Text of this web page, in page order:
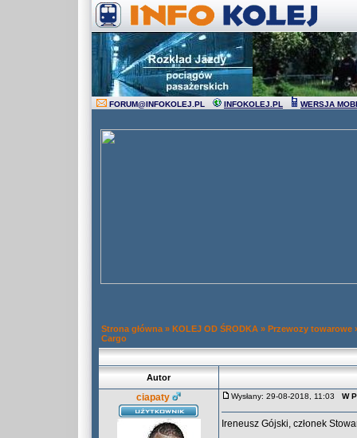
FORUM@INFOKOLEJ.PL INFOKOLEJ.PL WERSJA
Strona główna » KOLEJ OD ŚRODKA » Przewozy towarowe
Cargo
Autor
ciapaty Wysłany: 29-08-2018, 11:03 W
Ireneusz Gójski, członek